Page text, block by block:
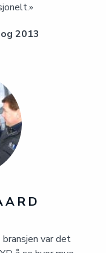
2013
var det